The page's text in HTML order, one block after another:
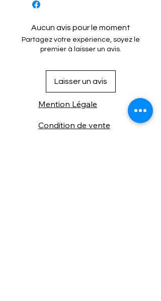
Aucun avis pour le moment
Partagez votre expérience, soyez le
premier à laisser un avis.
Laisser un avis
Mention Légale
Condition de vente